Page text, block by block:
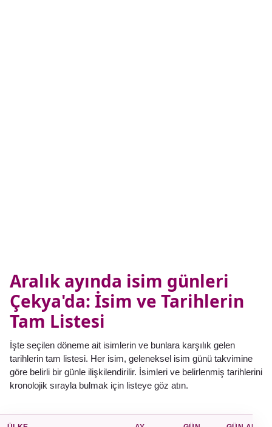
Aralık ayında isim günleri
Çekya'da: İsim ve Tarihlerin
Tam Listesi
İşte seçilen döneme ait isimlerin ve bunlara karşılık gelen
tarihlerin tam listesi. Her isim, geleneksel isim günü takvimine
göre belirli bir günle ilişkilendirilir. İsimleri ve belirlenmiş tarihlerini
kronolojik sırayla bulmak için listeye göz atın.